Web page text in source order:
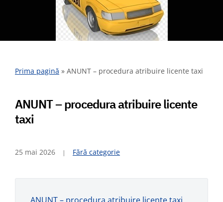
Prima pagină » ANUNT – procedura atribuire licente taxi
ANUNT – procedura atribuire licente
taxi
25 mai 2026 Fără categorie